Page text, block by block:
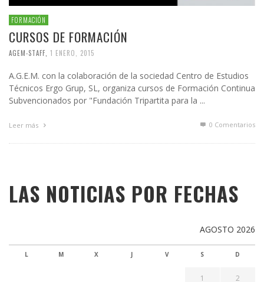
FORMACIÓN
CURSOS DE FORMACIÓN
AGEM-STAFF 1 ENERO, 2015
A.G.E.M. con la colaboración de la sociedad Centro de Estudios
Técnicos Ergo Grup, SL, organiza cursos de Formación Continua
Subvencionados por "Fundación Tripartita para la ...
Leer más 0 Comentarios
LAS NOTICIAS POR FECHAS
AGOSTO 2026
L M X J V S D
1 2